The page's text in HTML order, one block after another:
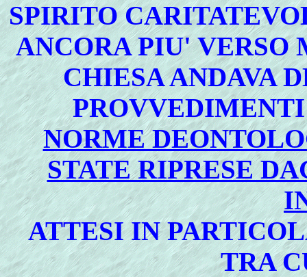
SPIRITO
ANCORA PIU'
CHIESA ANDAVA
PROVVEDIMENTI
NORME
STATE RIPRESE
ATTESI IN
TRA